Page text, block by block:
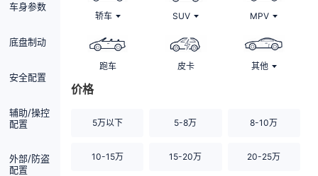
车身参数
底盘制动
安全配置
辅助/操控
配置
外部/防盗
配置
轿车 SUV MPV
跑车 皮卡 其他
价格
5万以下 5-8万 8-10万
10-15万 15-20万 20-25万